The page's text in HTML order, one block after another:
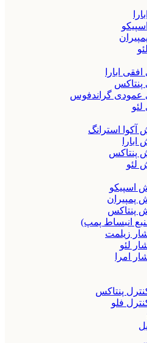
ابارا
پنتاکس
عمودی گراندفوس
استرانگ
پنتاکس
لئو
اسپیکو
پمپیران
پنتاکس
انبساط پمپ)
زیلمت
لئو
امرا
پنتاکس
فلو